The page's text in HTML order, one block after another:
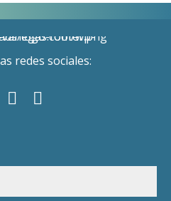
redes sociales: